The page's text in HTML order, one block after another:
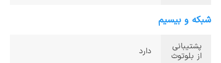
شبکه و بیسیم
پشتیبانی
از بلوتوث
دارد